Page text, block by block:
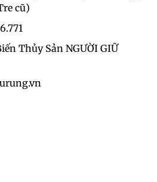
cũ)
Thủy Sản NGƯỜI GIỮ